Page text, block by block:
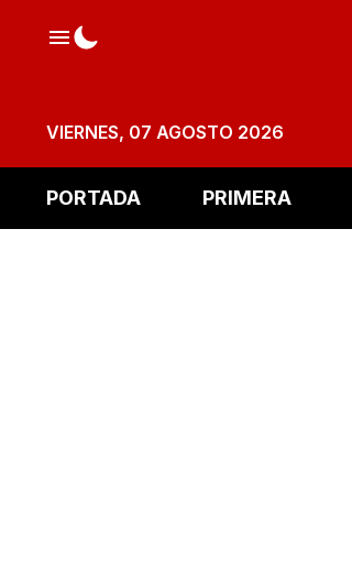
VIERNES, 07 AGOSTO 2026
PORTADA PRIMERA